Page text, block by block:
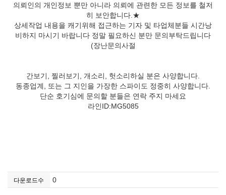
의뢰인의 개인정보 뿐만 아니라 의뢰에 관련한 모든 정보를 철저
히 보안합니다.★
상세작업 내용을 캐기위해 접근하는 기자 및 타업체분들 시간낭
비하지 마시기 바랍니다 정말 필요하신 분만 문의부탁드립니다
(장난문의사절
간보기, 찔러보기, 개소리, 헛소리하실 분은 사양합니다.
동종업계, 또는 그 지인을 가장한 스파이도 정중히 사양합니다.
단순 호기심에 문의할 분들은 연락 주지 마세요
라인ID:MG5085
다운로드수 0